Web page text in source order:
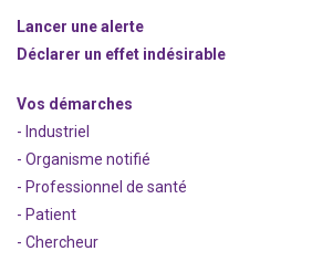
Lancer une alerte
Déclarer un effet indésirable
Vos démarches
- Industriel
- Organisme notifié
- Professionnel de santé
- Patient
- Chercheur